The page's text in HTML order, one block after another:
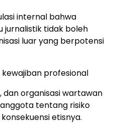
internal bahwa
jurnalistik tidak boleh
luar yang berpotensi
kewajiban profesional
dan organisasi wartawan
tentang risiko
etisnya.